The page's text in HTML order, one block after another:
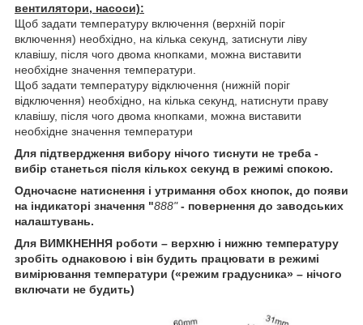
вентилятори, насоси):
Щоб задати температуру включення (верхній поріг
включення) необхідно, на кілька секунд, затиснути ліву
клавішу, після чого двома кнопками, можна виставити
необхідне значення температури.
Щоб задати температуру відключення (нижній поріг
відключення) необхідно, на кілька секунд, натиснути праву
клавішу, після чого двома кнопками, можна виставити
необхідне значення температури
Для підтвердження вибору нічого тиснути не треба -
вибір станеться після кількох секунд в режимі спокою.
Одночасне натиснення і утримання обох кнопок, до появи
на індикаторі значення "888"- повернення до заводських
налаштувань.
Для ВИМКНЕННЯ роботи – верхню і нижню температуру
зробіть однаковою і він будить працювати в режимі
вимірювання температури («режим градусника» – нічого
включати не будить)